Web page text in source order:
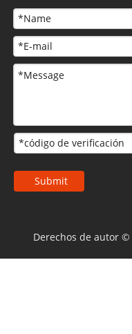
Submit
Derechos de autor ©